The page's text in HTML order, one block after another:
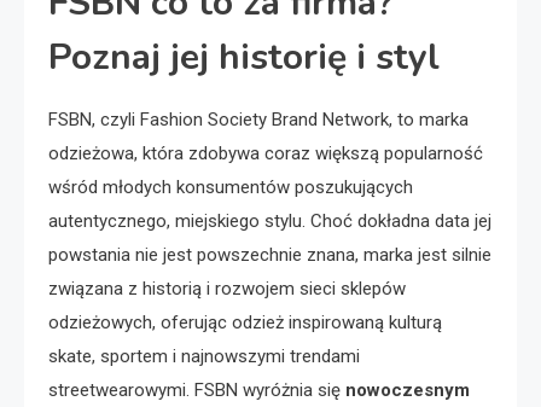
Poznaj jej historię i styl
FSBN, czyli Fashion Society Brand Network, to marka
odzieżowa, która zdobywa coraz większą popularność
wśród młodych konsumentów poszukujących
autentycznego, miejskiego stylu. Choć dokładna data jej
powstania nie jest powszechnie znana, marka jest silnie
związana z historią i rozwojem sieci sklepów
odzieżowych, oferując odzież inspirowaną kulturą
skate, sportem i najnowszymi trendami
streetwearowymi. FSBN wyróżnia się nowoczesnym